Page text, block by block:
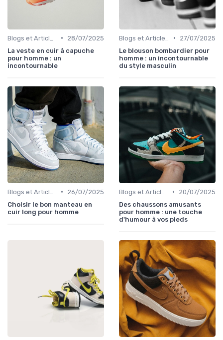
•
28/07/2025
La veste en cuir à capuche
pour homme : un
incontournable
•
27/07/2025
Le blouson bombardier pour
homme : un incontournable
du style masculin
•
26/07/2025
Choisir le bon manteau en
cuir long pour homme
•
20/07/2025
Des chaussons amusants
pour homme : une touche
d'humour à vos pieds